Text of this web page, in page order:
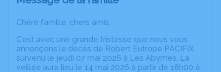
Chère famille, chers amis,
C’est avec une grande tristesse que nous vous
annonçons le décès de Robert Eutrope PACIFIX
survenu le jeudi 07 mai 2026 à Les Abymes. La
veillée aura lieu le 14 mai 2026 à partir de 18h00 à